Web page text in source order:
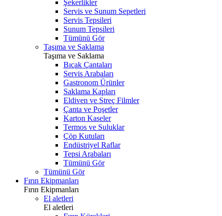
Şekerlikler
Servis ve Sunum Sepetleri
Servis Tepsileri
Sunum Tepsileri
Tümünü Gör
Taşıma ve Saklama
Taşıma ve Saklama
Bıçak Çantaları
Servis Arabaları
Gastronom Ürünler
Saklama Kapları
Eldiven ve Streç Filmler
Çanta ve Poşetler
Karton Kaseler
Termos ve Suluklar
Çöp Kutuları
Endüstriyel Raflar
Tepsi Arabaları
Tümünü Gör
Tümünü Gör
Fırın Ekipmanları
Fırın Ekipmanları
El aletleri
El aletleri